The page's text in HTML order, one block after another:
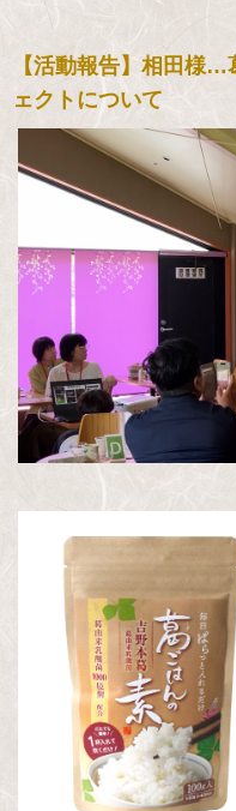
【活動報告】相田様
ェクトについて